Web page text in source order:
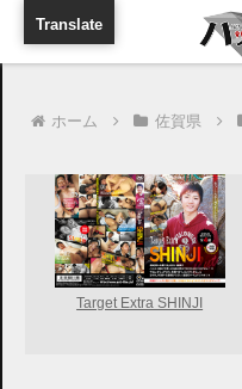
旅行に
ホーム 佐賀県
Target Extra SHINJI
Translate